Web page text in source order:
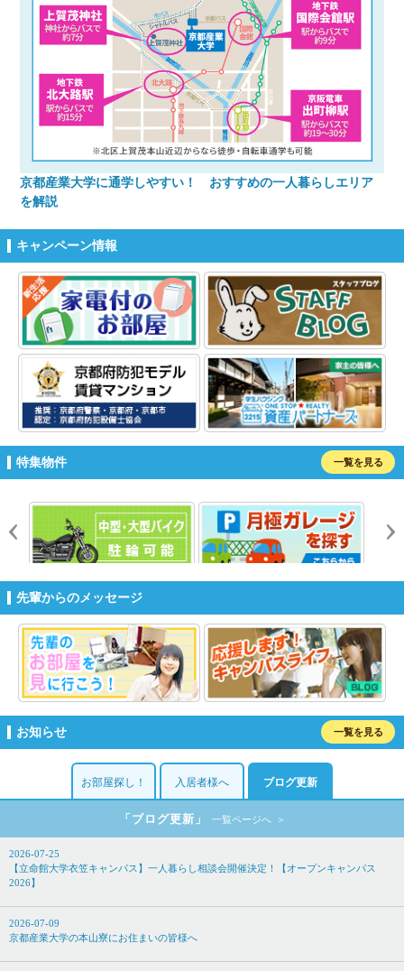
京都産業大学に通学しやすい！ おすすめの一人暮らしエリア
を解説
キャンペーン情報
特集物件 一覧を見る
prev
先輩からのメッセージ
お知らせ 一覧を見る
お部屋探し！ 入居者様へ ブログ更新
「ブログ更新」 一覧ページへ
2026-07-25
【立命館大学衣笠キャンパス】一人暮らし相談会開催決定！【オープンキャンパス
2026】
2026-07-09
京都産業大学の本山寮にお住まいの皆様へ